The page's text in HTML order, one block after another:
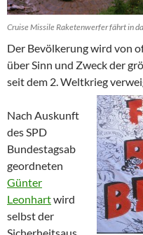
Cruise Missile Raketenwerfer fährt in
Der Bevölkerung wird von
über Sinn und Zweck der
seit dem 2. Weltkrieg
Nach Auskunft
des SPD
Bundestagsab
geordneten
Günter
Leonhartwird
selbst der